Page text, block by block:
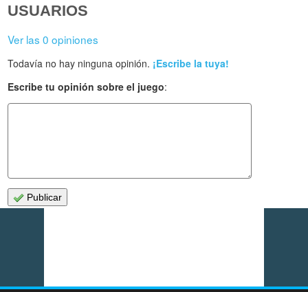
USUARIOS
Ver las 0 opiniones
Todavía no hay ninguna opinión. ¡Escribe la tuya!
Escribe tu opinión sobre el juego:
Publicar